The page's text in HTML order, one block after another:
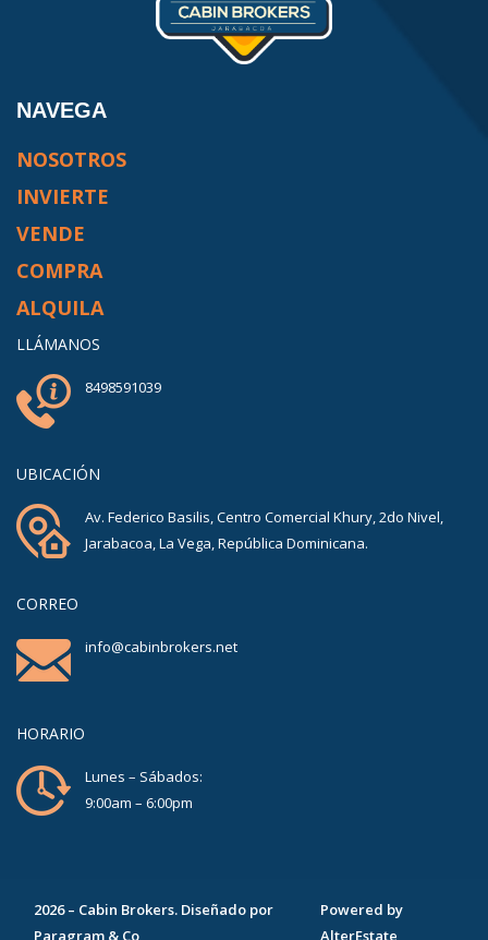
NAVEGA
NOSOTROS
INVIERTE
VENDE
COMPRA
ALQUILA
LLÁMANOS
8498591039
UBICACIÓN
Av. Federico Basilis, Centro Comercial Khury, 2do Nivel,
Jarabacoa, La Vega, República Dominicana.
CORREO
info@cabinbrokers.net
HORARIO
Lunes – Sábados:
9:00am – 6:00pm
2026– Cabin Brokers. Diseñado por
Powered by